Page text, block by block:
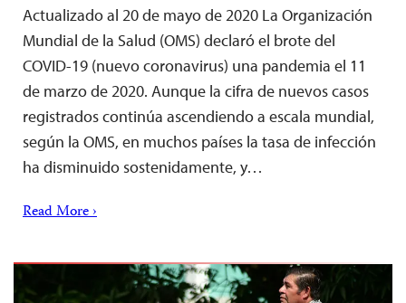
Actualizado al 20 de mayo de 2020 La Organización
Mundial de la Salud (OMS) declaró el brote del
COVID-19 (nuevo coronavirus) una pandemia el 11
de marzo de 2020. Aunque la cifra de nuevos casos
registrados continúa ascendiendo a escala mundial,
según la OMS, en muchos países la tasa de infección
ha disminuido sostenidamente, y…
Read More ›